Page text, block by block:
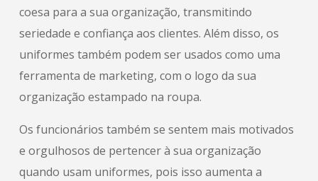
coesa para a sua organização, transmitindo
seriedade e confiança aos clientes. Além disso, os
uniformes também podem ser usados como uma
ferramenta de marketing, com o logo da sua
organização estampado na roupa.
Os funcionários também se sentem mais motivados
e orgulhosos de pertencer à sua organização
quando usam uniformes, pois isso aumenta a